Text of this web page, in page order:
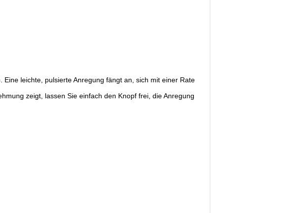
leichte, pulsierte Anregung fängt an, sich mit einer Rate
zeigt, lassen Sie einfach den Knopf frei, die Anregung